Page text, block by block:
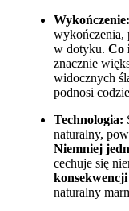
Wykończenie:
wykończenia,
w dotyku.Co
znacznie
widocznych
podnosi
Technologia:
naturalny,
Niemniej
cechuje się
konsekwencji
naturalny